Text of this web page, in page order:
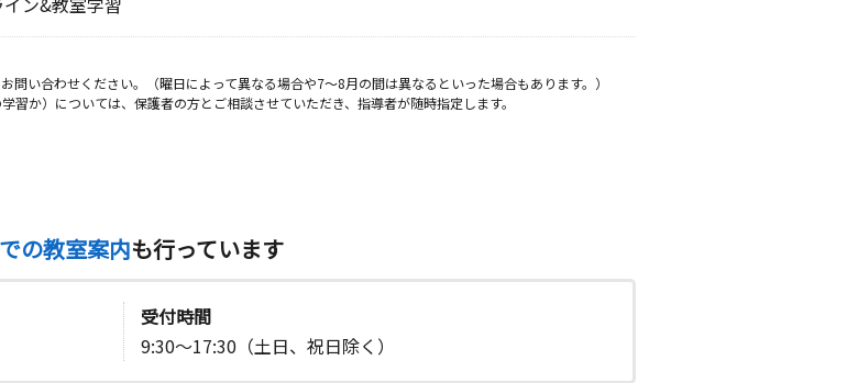
い合わせください。（曜日によって異なる場合や7～8月の間は異なるといった場合もあります。）
か）については、保護者の方とご相談させていただき、指導者が随時指定します。
の教室案内も行っています
受付時間
9:30～17:30（土日、祝日除く）